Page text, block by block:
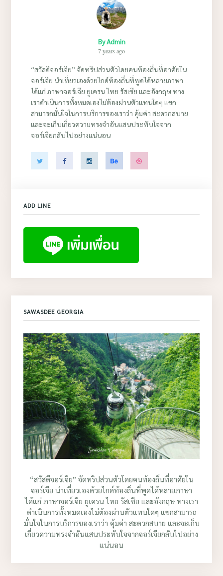
ByAdmin
7 years ago
“สวัสดีจอร์เจีย” จัดทริปส่วนตัวโดยคนท้องถิ่นที่อาศัยใน
จอร์เจีย นำเที่ยวเองด้วยไกด์ท้องถิ่นที่พูดได้หลายภาษา
ได้แก่ ภาษาจอร์เจีย ยูเครน ไทย รัสเซีย และอังกฤษ ทาง
เราดำเนินการทั้งหมดเองไม่ต้องผ่านตัวแทนใดๆ แขก
สามารถมั่นใจในการบริการของเราว่า คุ้มค่า สะดวกสบาย
และจะเก็บเกี่ยวความทรงจำอันแสนประทับใจจาก
จอร์เจียกลับไปอย่างแน่นอน
ADD LINE
SAWASDEE GEORGIA
“สวัสดีจอร์เจีย” จัดทริปส่วนตัวโดยคนท้องถิ่นที่อาศัยใน
จอร์เจีย นำเที่ยวเองด้วยไกด์ท้องถิ่นที่พูดได้หลายภาษา
ได้แก่ ภาษาจอร์เจีย ยูเครน ไทย รัสเซีย และอังกฤษ ทางเรา
ดำเนินการทั้งหมดเองไม่ต้องผ่านตัวแทนใดๆ แขกสามารถ
มั่นใจในการบริการของเราว่า คุ้มค่า สะดวกสบาย และจะเก็บ
เกี่ยวความทรงจำอันแสนประทับใจจากจอร์เจียกลับไปอย่าง
แน่นอน